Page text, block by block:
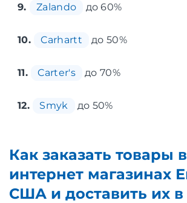
9. Zalando до 60%
10. Carhartt до 50%
11. Carter's до 70%
12. Smyk до 50%
Как заказать товары в
интернет магазинах
США и доставить их в